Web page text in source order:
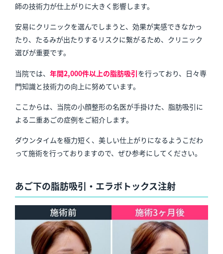
師の技術力が仕上がりに大きく影響します。
安易にクリニックを選んでしまうと、効果が実感できなかっ
たり、たるみが出たりするリスクに繋がるため、クリニック
選びが重要です。
当院では、 年間2,000件以上の脂肪吸引を行っており、日々専
門知識と技術力の向上に努めています。
ここからは、当院の小顔整形の名医が手掛けた、脂肪吸引に
よる二重あごの症例をご紹介します。
ダウンタイムを極力短く、美しい仕上がりになるようこだわ
って施術を行っておりますので、ぜひ参考にしてください。
あご下の脂肪吸引・エラボトックス注射